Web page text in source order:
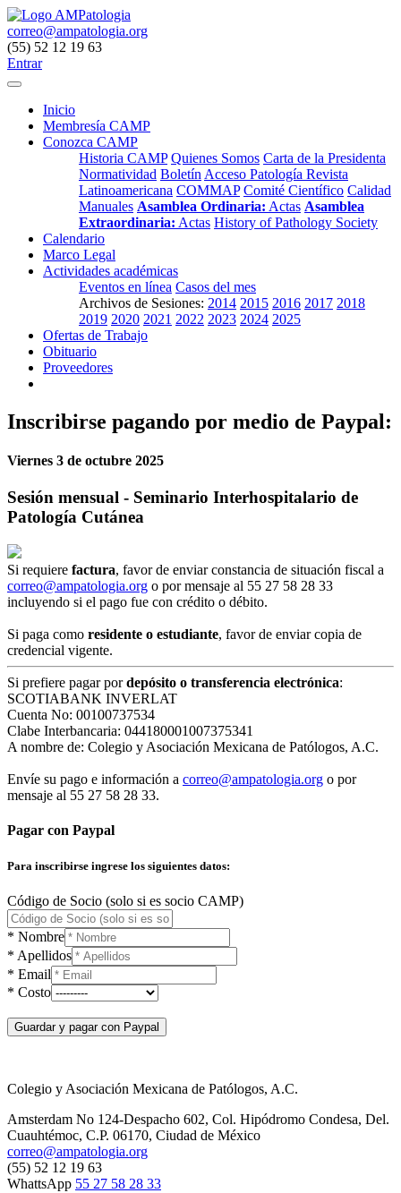
correo@ampatologia.org
(55) 52 12 19 63
Entrar
Inicio
Membresía CAMP
Conozca CAMP
Historia CAMP Quienes Somos Carta de la Presidenta
Normatividad Boletín Acceso Patología Revista
Latinoamericana COMMAP Comité Científico Calidad
Manuales Asamblea Ordinaria: Actas Asamblea
Extraordinaria: Actas History of Pathology Society
Calendario
Marco Legal
Actividades académicas
Eventos en línea Casos del mes
Archivos de Sesiones: 2014 2015 2016 2017 2018
2019 2020 2021 2022 2023 2024 2025
Ofertas de Trabajo
Obituario
Proveedores
Inscribirse pagando por medio de Paypal:
Viernes 3 de octubre 2025
Sesión mensual - Seminario Interhospitalario de
Patología Cutánea
Si requiere factura, favor de enviar constancia de situación fiscal a
correo@ampatologia.org o por mensaje al 55 27 58 28 33
incluyendo si el pago fue con crédito o débito.
Si paga como residente o estudiante, favor de enviar copia de
credencial vigente.
Si prefiere pagar pordepósito o transferencia electrónica:
SCOTIABANK INVERLAT
Cuenta No: 00100737534
Clabe Interbancaria: 044180001007375341
A nombre de: Colegio y Asociación Mexicana de Patólogos, A.C.
Envíe su pago e información a correo@ampatologia.org o por
mensaje al 55 27 58 28 33.
Pagar con Paypal
Para inscribirse ingrese los siguientes datos:
Código de Socio (solo si es socio CAMP)
* Nombre
* Apellidos
* Email
* Costo
Colegio y Asociación Mexicana de Patólogos, A.C.
Amsterdam No 124-Despacho 602, Col. Hipódromo Condesa, Del.
Cuauhtémoc, C.P. 06170, Ciudad de México
correo@ampatologia.org
(55) 52 12 19 63
WhattsApp 55 27 58 28 33